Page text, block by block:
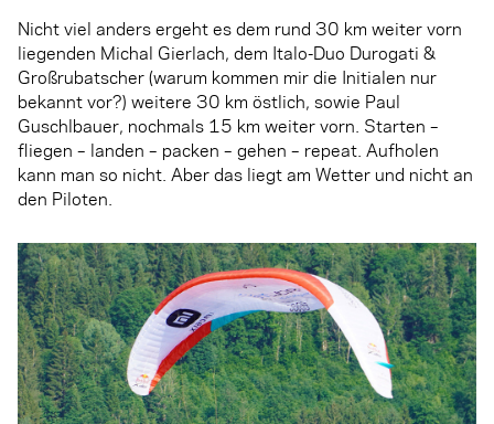
Nicht viel anders ergeht es dem rund 30 km weiter vorn
liegenden Michal Gierlach, dem Italo-Duo Durogati &
Großrubatscher (warum kommen mir die Initialen nur
bekannt vor?) weitere 30 km östlich, sowie Paul
Guschlbauer, nochmals 15 km weiter vorn. Starten –
fliegen – landen – packen – gehen – repeat. Aufholen
kann man so nicht. Aber das liegt am Wetter und nicht an
den Piloten.